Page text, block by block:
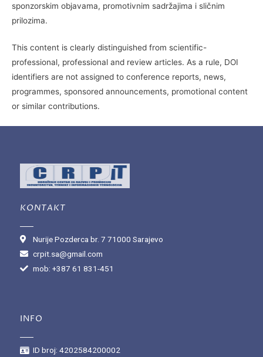
sponzorskim objavama, promotivnim sadržajima i sličnim
prilozima.
This content is clearly distinguished from scientific-
professional, professional and review articles. As a rule, DOI
identifiers are not assigned to conference reports, news,
programmes, sponsored announcements, promotional content
or similar contributions.
KONTAKT
Nurije Pozderca br. 7 71000 Sarajevo
crpit.sa@gmail.com
mob: +387 61 831-451
INFO
ID broj: 4202584200002